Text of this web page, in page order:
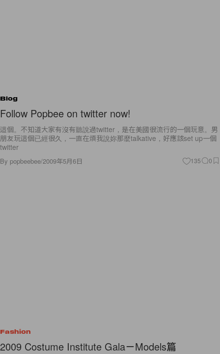
Blog
Follow Popbee on twitter now!
這個。不知道大家有沒有聽說過twitter，是在美國很流行的一個玩意。男
朋友玩這個已經很久，一直在煩我說妳那麼talkative，好應該set up一個
twitter
By popbeebee/2009年5月6日 135 0
Fashion
2009 Costume Institute Gala－Models篇